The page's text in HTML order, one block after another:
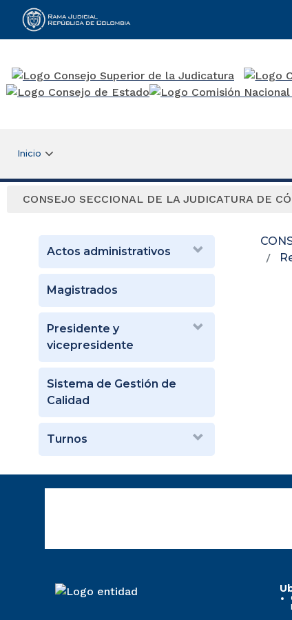
Rama Judicial
Inicio
CONSEJO SECCIONAL DE LA JUDICATURA DE
Actos administrativos
Magistrados
Presidente y
vicepresidente
Sistema de Gestión de
Calidad
Turnos